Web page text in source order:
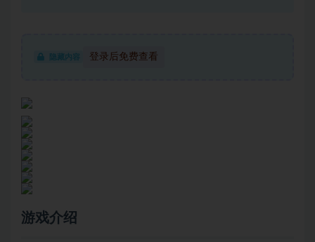
隐藏内容 登录后免费查看
游戏介绍